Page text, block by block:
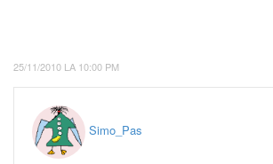
25/11/2010 LA 10:00 PM
Simo_Pas